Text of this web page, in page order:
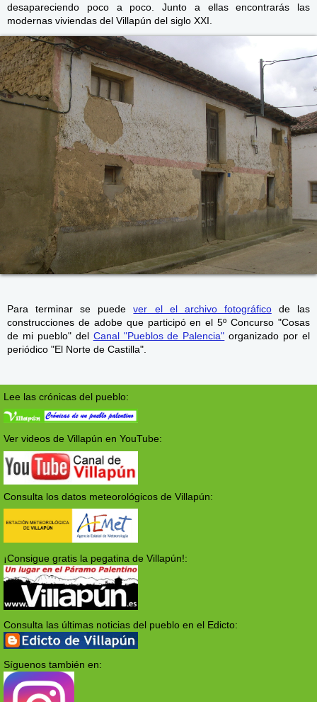
desapareciendo poco a poco. Junto a ellas encontrarás las
modernas viviendas del Villapún del siglo XXI.
Para terminar se puedever el el archivo fotográficode las
construcciones de adobe que participó en el 5º Concurso "Cosas
de mi pueblo" del Canal "Pueblos de Palencia" organizado por el
periódico "El Norte de Castilla".
Lee las crónicas del pueblo:
Ver videos de Villapún en YouTube:
Consulta los datos meteorológicos de Villapún:
¡Consigue gratis la pegatina de Villapún!:
Consulta las últimas noticias del pueblo en el Edicto:
Síguenos también en: